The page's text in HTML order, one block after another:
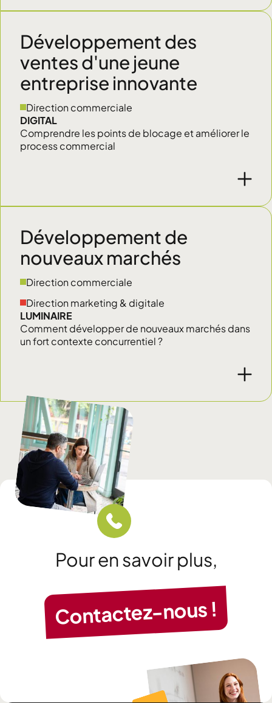
Développement des
ventes d'une jeune
entreprise innovante
Direction commerciale
DIGITAL
Comprendre les points de blocage et améliorer le
process commercial
Développement de
nouveaux marchés
Direction commerciale
Direction marketing & digitale
LUMINAIRE
Comment développer de nouveaux marchés dans
un fort contexte concurrentiel ?
Pour en savoir plus,
Contactez-nous !